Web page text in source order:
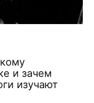
и зачем
изучают